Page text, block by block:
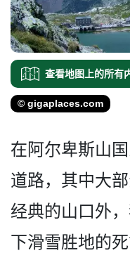
查看地图上的所有
© gigaplaces.com
在阿尔卑斯山
道路，其中大
经典的­山口外
下滑雪胜地的